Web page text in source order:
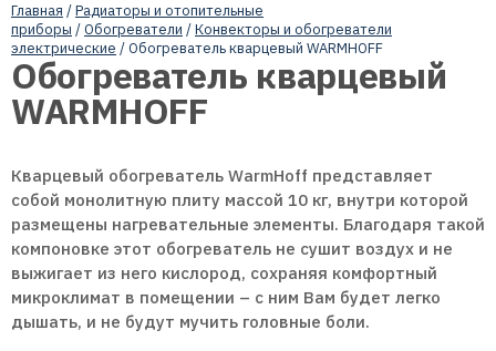
Главная /Радиаторы и отопительные
приборы /Обогреватели /Конвекторы и обогреватели
электрические / Обогреватель кварцевый WARMHOFF
Обогреватель кварцевый
WARMHOFF
Кварцевый обогреватель WarmHoff представляет
собой монолитную плиту массой 10 кг, внутри которой
размещены нагревательные элементы. Благодаря такой
компоновке этот обогреватель не сушит воздух и не
выжигает из него кислород, сохраняя комфортный
микроклимат в помещении – с ним Вам будет легко
дышать, и не будут мучить головные боли.